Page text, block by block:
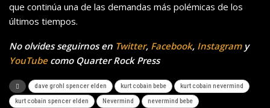
que continúa una de las demandas más polémicas de los
últimos tiempos.
No olvides seguirnos en Twitter, Facebook, Instagramy
YouTubecomo Quarter Rock Press
dave grohl spencer elden kurt cobain bebe kurt cobain nevermind
kurt cobain spencer elden Nevermind nevermind bebe